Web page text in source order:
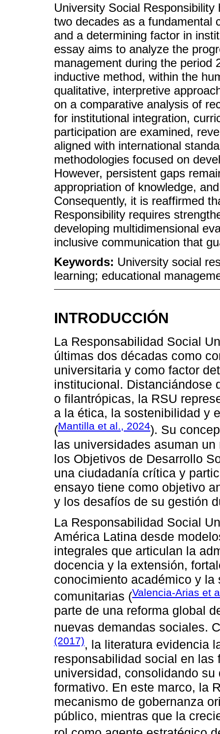
University Social
two decades as a fundamental
and a determining factor in
essay aims to analyze the
management during the period
inductive method, within the
qualitative, interpretive
on a comparative analysis of
for institutional integration,
participation are examined,
aligned with international
methodologies focused on
However, persistent gaps
appropriation of knowledge,
Consequently, it is reaffirmed
Responsibility requires
developing multidimensional
inclusive communication that
Keywords: University social
learning; educational
INTRODUCCIÓN
La Responsabilidad Social
últimas dos décadas como
universitaria y como factor
institucional. Distanciándose
o filantrópicas, la RSU
a la ética, la sostenibilidad y
(Mantilla et al., 2024). Su
las universidades asuman
los Objetivos de Desarrollo
una ciudadanía crítica y
ensayo tiene como objetivo
y los desafíos de su gestión
La Responsabilidad Social
América Latina desde
integrales que articulan la
docencia y la extensión,
conocimiento académico y
comunitarias (Valencia-Arias et
parte de una reforma global
nuevas demandas sociales.
(2017), la literatura evidencia
responsabilidad social en
universidad, consolidando
formativo. En este marco, la
mecanismo de gobernanza
público, mientras que la